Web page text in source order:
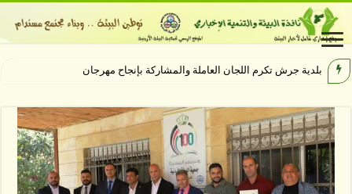
بلدية جرش تكرم اللجان العاملة والمشاركة بإنجاح مهرجان جرش 40